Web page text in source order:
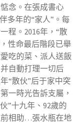
念。在張成書心
多年的“家人”。每
程。2016年，“散
性命最后階段已舉
吃的菜、派人送飯
自動打理一切后
“散伙”后于家中突
一時光告訴支屬，
”十九年、92歲的
相助…張水瓶在地